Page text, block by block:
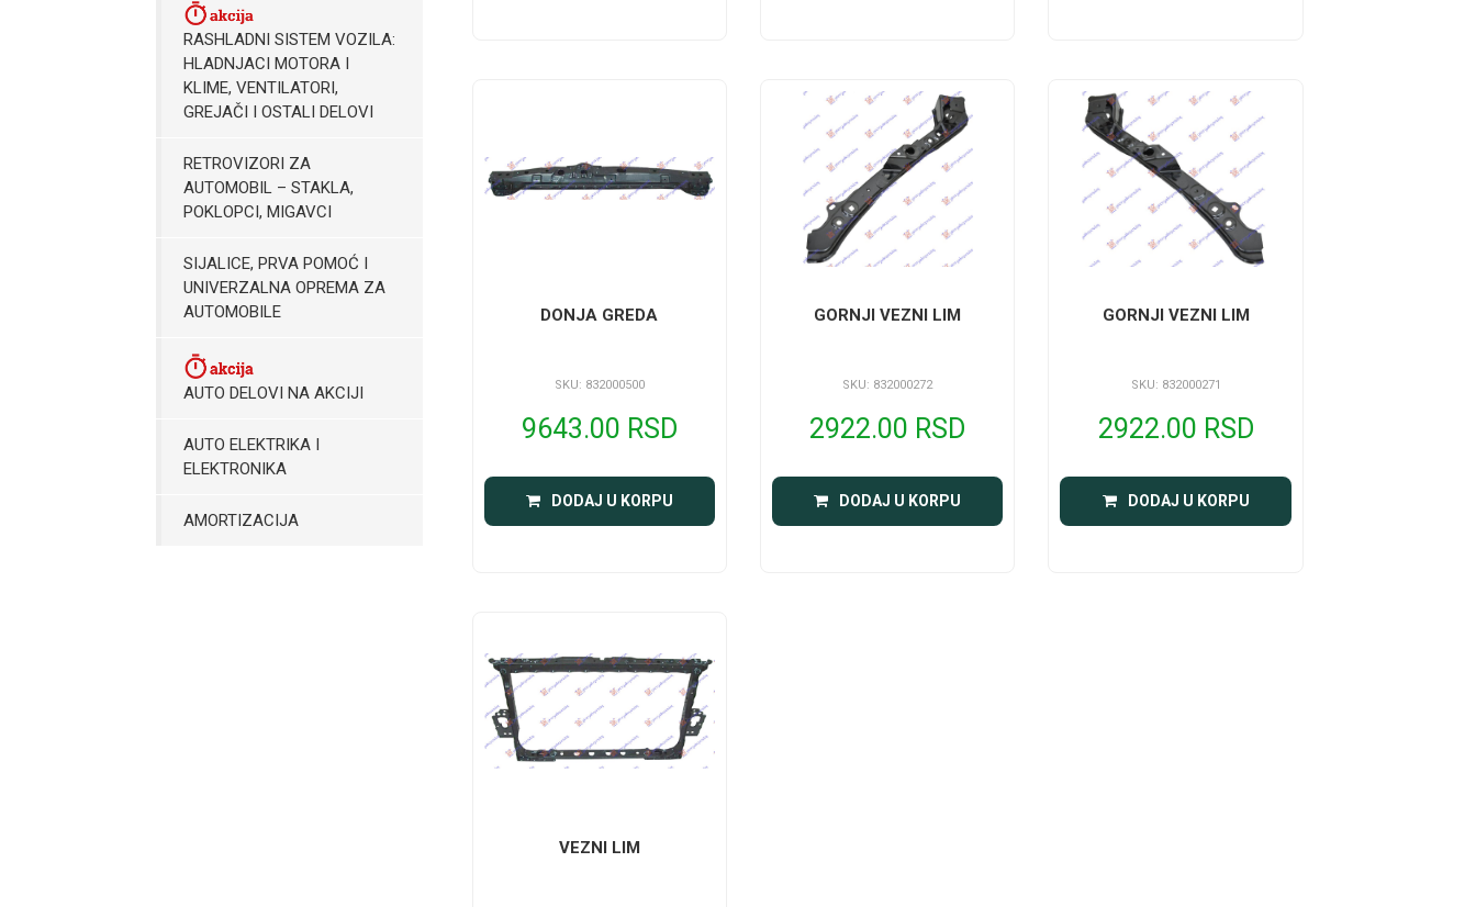
RASHLADNI SISTEM VOZILA:
HLADNJACI MOTORA I
KLIME, VENTILATORI,
GREJAČI I OSTALI DELOVI
RETROVIZORI ZA
AUTOMOBIL – STAKLA,
POKLOPCI, MIGAVCI
SIJALICE, PRVA POMOĆ I
UNIVERZALNA OPREMA ZA
AUTOMOBILE
AUTO DELOVI NA AKCIJI
AUTO ELEKTRIKA I
ELEKTRONIKA
AMORTIZACIJA
DONJA GREDA
SKU: 832000500
9643.00 RSD
DODAJ U KORPU
GORNJI VEZNI LIM
SKU: 832000272
2922.00 RSD
DODAJ U KORPU
GORNJI VEZNI LIM
SKU: 832000271
2922.00 RSD
DODAJ U KORPU
VEZNI LIM